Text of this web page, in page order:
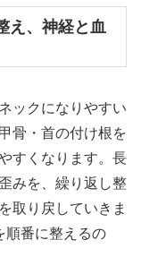
、神経と血
ックになりやすい
骨・首の付け根を
すくなります。長
みを、繰り返し整
取り戻していきま
順番に整えるの